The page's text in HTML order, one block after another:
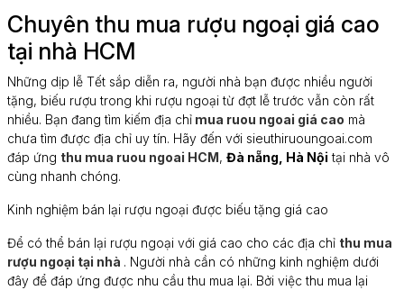
Chuyên thu mua rượu ngoại giá cao
tại nhà HCM
Những dịp lễ Tết sắp diễn ra, người nhà bạn được nhiều người
tặng, biếu rượu trong khi rượu ngoại từ đợt lễ trước vẫn còn rất
nhiều. Bạn đang tìm kiếm địa chỉ mua ruou ngoai giá cao mà
chưa tìm được địa chỉ uy tín. Hãy đến với sieuthiruoungoai.com
đáp ứng thu mua ruou ngoai HCM, Đà nẵng, Hà Nội tại nhà vô
cùng nhanh chóng.
Kinh nghiệm bán lại rượu ngoại được biếu tặng giá cao
Để có thể bán lại rượu ngoại với giá cao cho các địa chỉ thu mua
rượu ngoại tại nhà . Người nhà cần có những kinh nghiệm dưới
đây để đáp ứng được nhu cầu thu mua lại. Bởi việc thu mua lại